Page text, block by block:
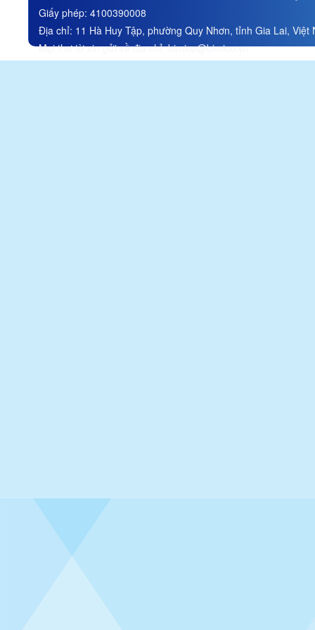
Đính chính thông tin trong tài
liệu ĐHĐCĐ thường niên
năm 2026/ Correction of
information in the 2026
Annual General Meeting of
Giấy phép: 4100390008
Địa chỉ: 11 Hà Huy Tập, phường Quy Nhơn, tỉnh Gia Lai, Việt
Mọi thư từ xin gửi về địa chỉ:bimico@bimico.vn